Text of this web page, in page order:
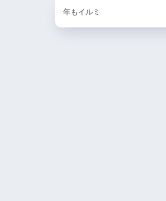
年もイルミ